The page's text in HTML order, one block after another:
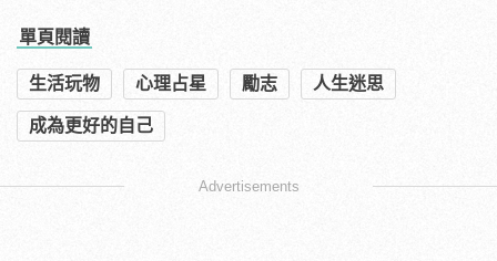
單頁閱讀
生活玩物 心理占星 勵志 人生迷思
成為更好的自己
Advertisements